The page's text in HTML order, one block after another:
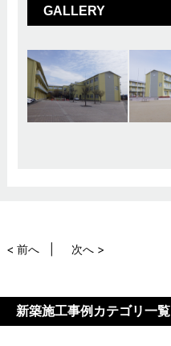
GALLERY
< 前へ 次へ >
新築施工事例カテゴリ一覧